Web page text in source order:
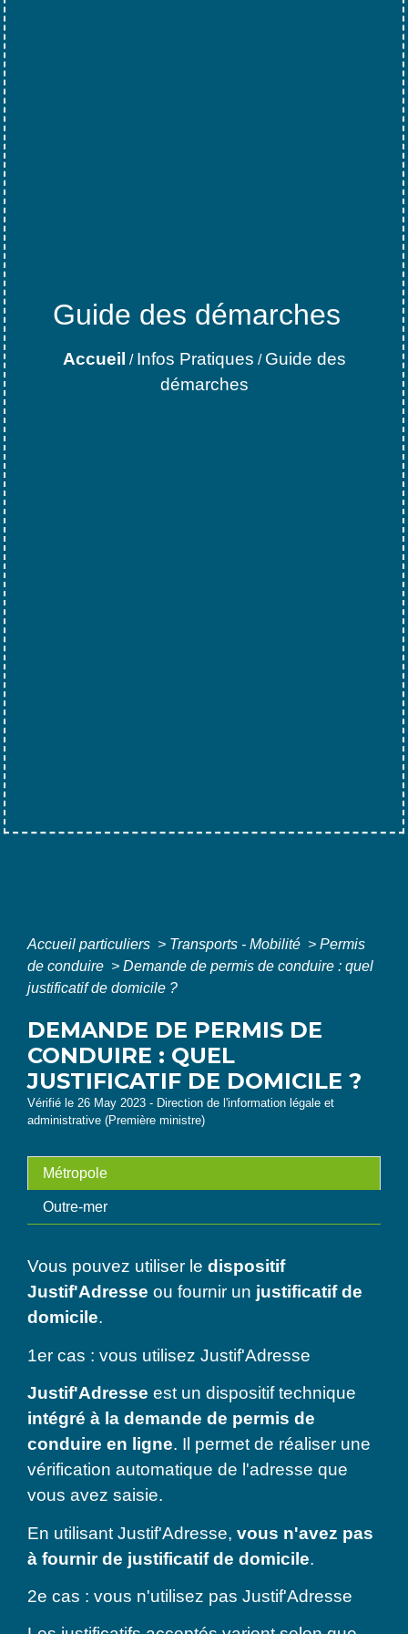
Guide des démarches
Accueil / Infos Pratiques / Guide des
démarches
Accueil particuliers > Transports - Mobilité > Permis
de conduire > Demande de permis de conduire : quel
justificatif de domicile ?
DEMANDE DE PERMIS DE
CONDUIRE : QUEL
JUSTIFICATIF DE DOMICILE ?
Vérifié le 26 May 2023 - Direction de l'information légale et
administrative (Première ministre)
Métropole
Outre-mer
Vous pouvez utiliser le dispositif
Justif'Adresse ou fournir un justificatif de
domicile.
1er cas : vous utilisez Justif'Adresse
Justif'Adresse est un dispositif technique
intégré à la demande de permis de
conduire en ligne. Il permet de réaliser une
vérification automatique de l'adresse que
vous avez saisie.
En utilisant Justif'Adresse, vous n'avez pas
à fournir de justificatif de domicile.
2e cas : vous n'utilisez pas Justif'Adresse